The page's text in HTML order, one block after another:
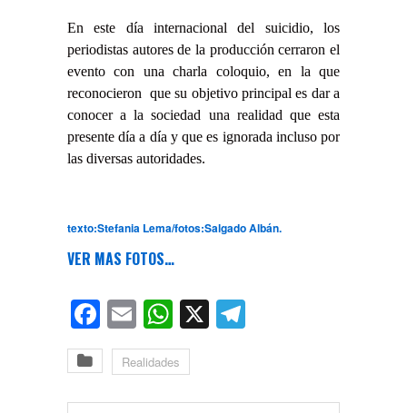
En este día internacional del suicidio, los
periodistas autores de la producción cerraron el
evento con una charla coloquio, en la que
reconocieron que su objetivo principal es dar a
conocer a la sociedad una realidad que esta
presente día a día y que es ignorada incluso por
las diversas autoridades.
texto:Stefania Lema/fotos:Salgado Albán.
VER MAS FOTOS…
Facebook
EmailWhatsApp
X
Realidades